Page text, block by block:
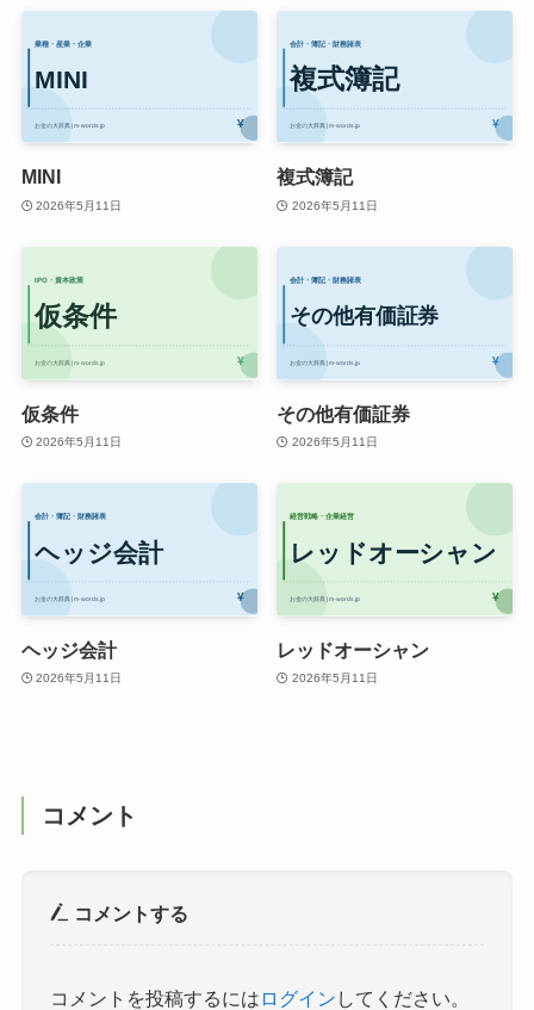
MINI
2026年5月11日
複式簿記
2026年5月11日
仮条件
2026年5月11日
その他有価証券
2026年5月11日
ヘッジ会計
2026年5月11日
レッドオーシャン
2026年5月11日
コメント
コメントする
コメントを投稿するには ログイン してください。